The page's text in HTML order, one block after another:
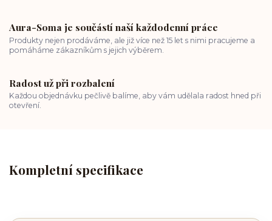
Aura-Soma je součástí naší každodenní práce
Produkty nejen prodáváme, ale již více než 15 let s nimi pracujeme a
pomáháme zákazníkům s jejich výběrem.
Radost už při rozbalení
Každou objednávku pečlivě balíme, aby vám udělala radost hned při
otevření.
Kompletní specifikace